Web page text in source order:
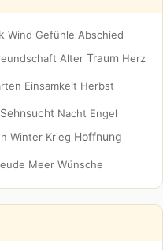
Wind Gefühle Abschied
Alter Traum Herz
Einsamkeit Herbst
Sehnsucht Nacht Engel
Winter Krieg Hoffnung
Meer Wünsche